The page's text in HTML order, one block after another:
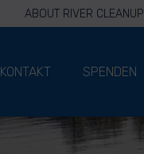
ABOUT RIVER CLEANUP
KONTAKT SPENDEN